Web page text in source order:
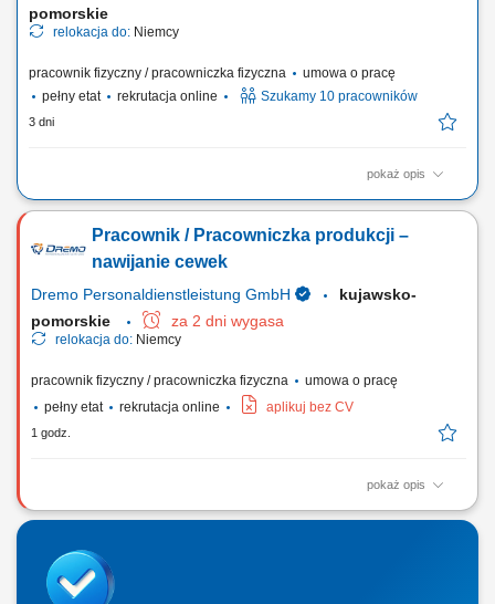
pomorskie
relokacja do: Niemcy
pracownik fizyczny / pracowniczka fizyczna
umowa o pracę
pełny etat
rekrutacja online Szukamy 10 pracowników
3 dni
pokaż opis
Zakres obowiązków Czyszczenie szalunku po rozformowaniu, Włożenie
przy betonowaniu - wibrowanie, ściągnięcie beton.
Pracownik / Pracowniczka produkcji –
nawijanie cewek
Dremo Personaldienstleistung GmbH
kujawsko-
pomorskie
za 2 dni wygasa
relokacja do: Niemcy
pracownik fizyczny / pracowniczka fizyczna
umowa o pracę
pełny etat
rekrutacja online aplikuj bez CV
1 godz.
pokaż opis
Chcesz zostać częścią dynamicznego i innowacyjnego zespołu? W
renomowany producent transformatorów średniego, niskiego i
wysokiego napięcia, szyn prądowych, elementów z żywicą epoksydową
oraz elektronicznych...